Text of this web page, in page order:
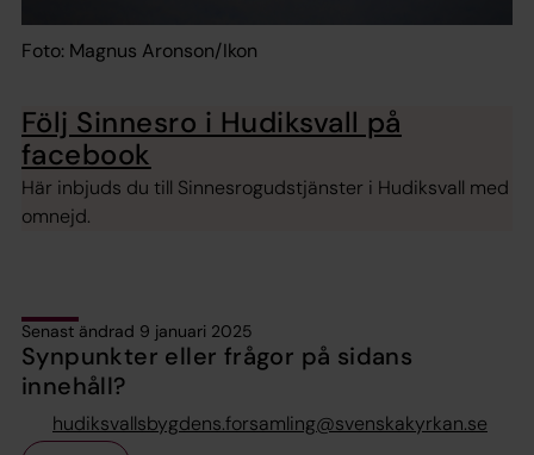
Foto: Magnus Aronson/Ikon
Följ Sinnesro i Hudiksvall på
facebook
Här inbjuds du till Sinnesrogudstjänster i Hudiksvall med
omnejd.
Senast ändrad 9 januari 2025
Synpunkter eller frågor på sidans
innehåll?
hudiksvallsbygdens.forsamling@svenskakyrkan.se